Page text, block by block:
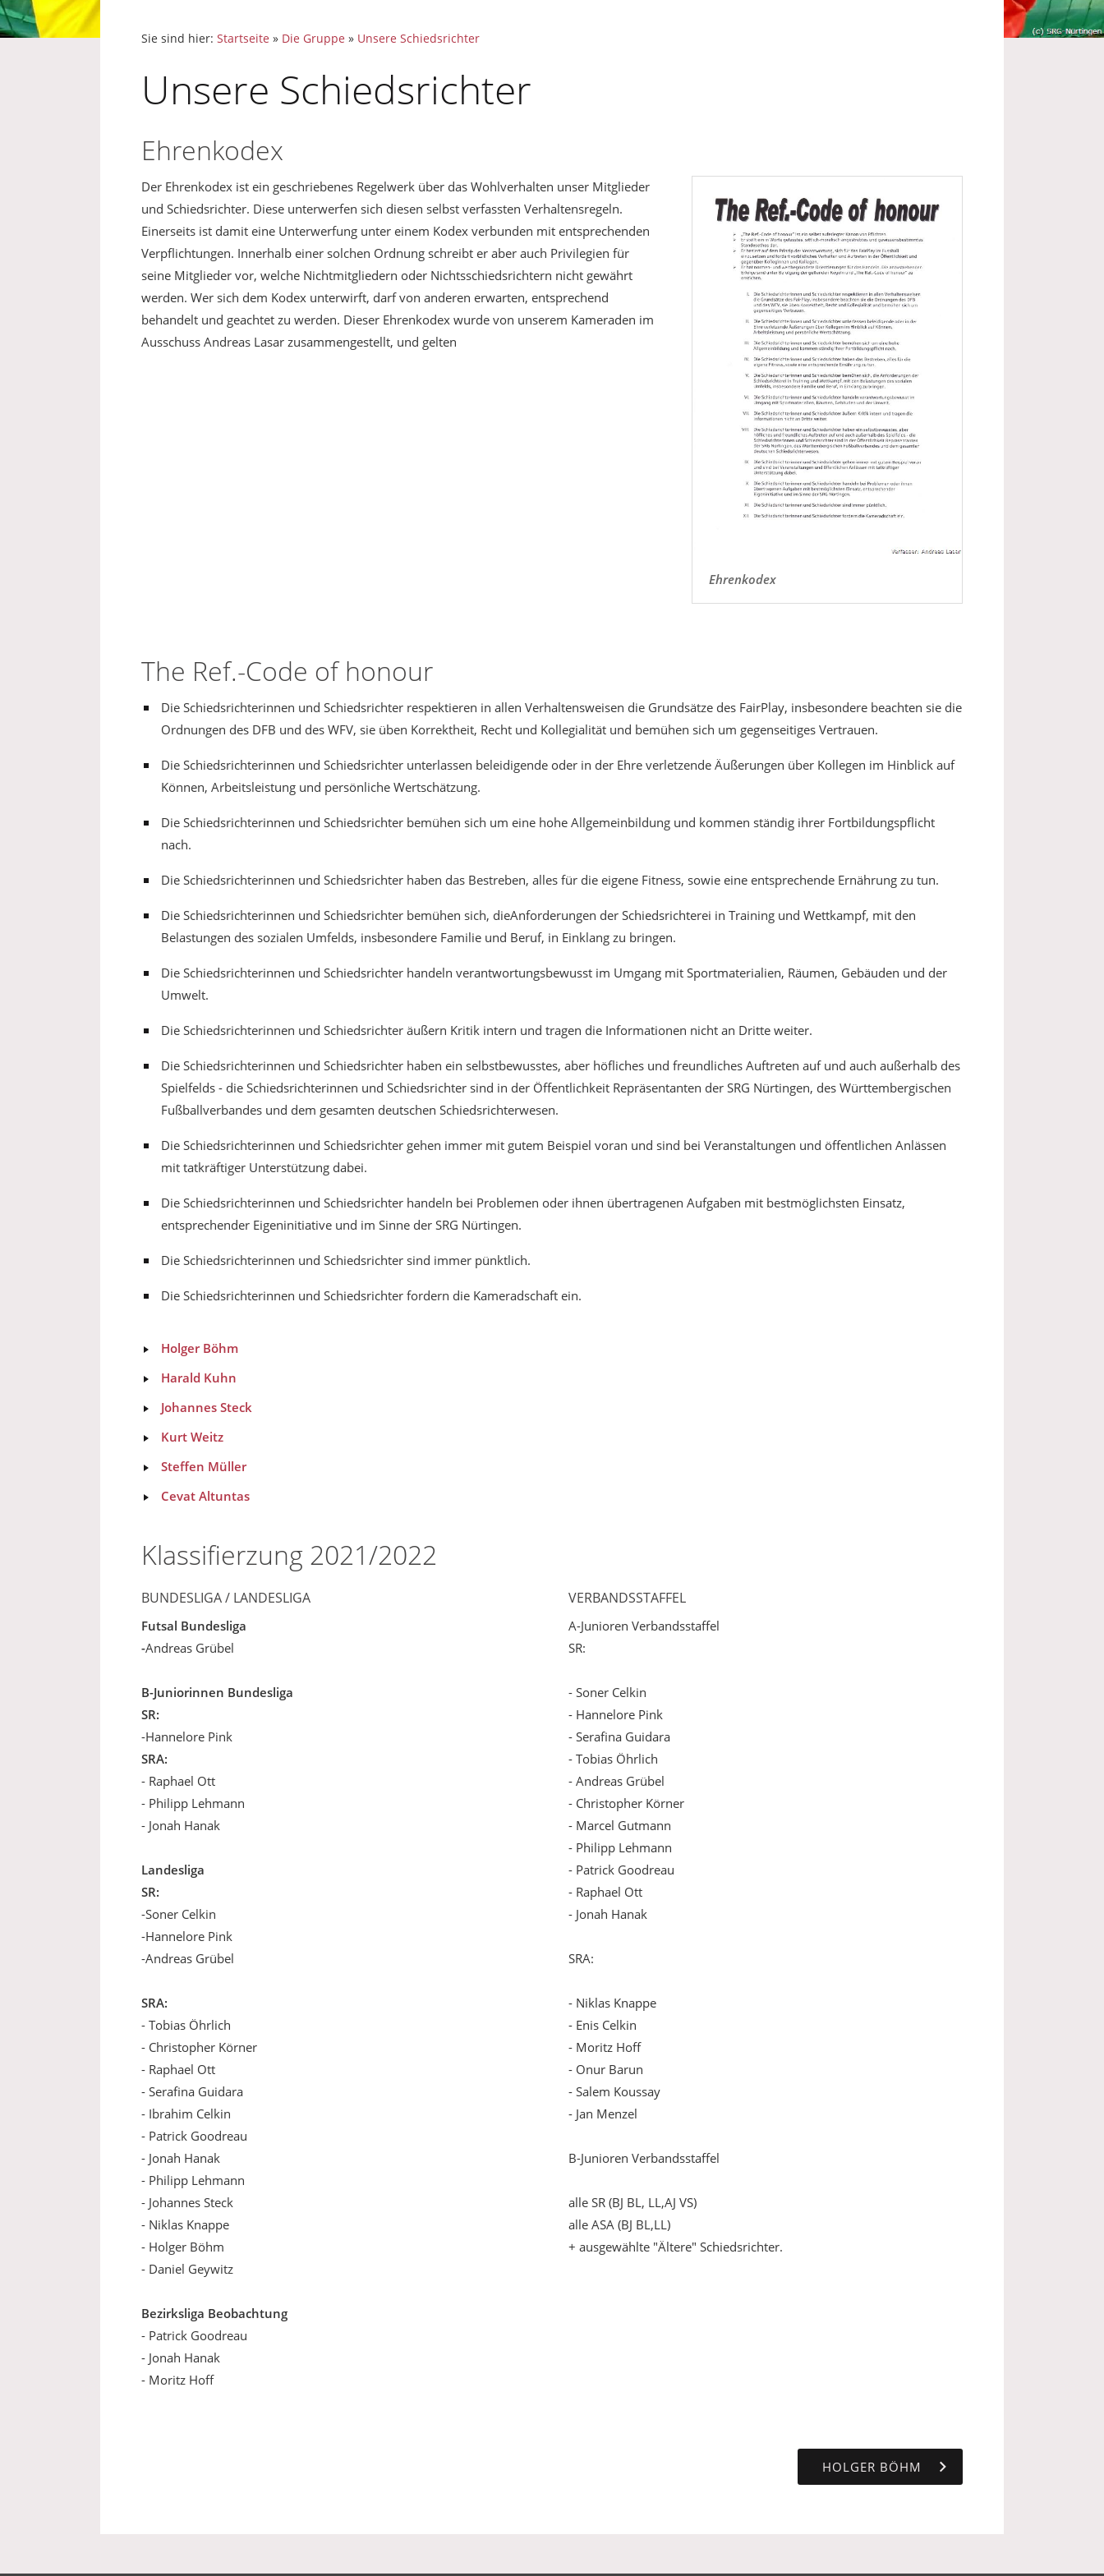
Sie sind hier: Startseite » Die Gruppe » Unsere Schiedsrichter
Unsere Schiedsrichter
Ehrenkodex
Ehrenkodex
Der Ehrenkodex ist ein geschriebenes Regelwerk über das Wohlverhalten unser Mitglieder
und Schiedsrichter. Diese unterwerfen sich diesen selbst verfassten Verhaltensregeln.
Einerseits ist damit eine Unterwerfung unter einem Kodex verbunden mit entsprechenden
Verpflichtungen. Innerhalb einer solchen Ordnung schreibt er aber auch Privilegien für
seine Mitglieder vor, welche Nichtmitgliedern oder Nichtsschiedsrichtern nicht gewährt
werden. Wer sich dem Kodex unterwirft, darf von anderen erwarten, entsprechend
behandelt und geachtet zu werden. Dieser Ehrenkodex wurde von unserem Kameraden im
Ausschuss Andreas Lasar zusammengestellt, und gelten
The Ref.-Code of honour
Die Schiedsrichterinnen und Schiedsrichter respektieren in allen Verhaltensweisen die Grundsätze des FairPlay, insbesondere beachten sie die
Ordnungen des DFB und des WFV, sie üben Korrektheit, Recht und Kollegialität und bemühen sich um gegenseitiges Vertrauen.
Die Schiedsrichterinnen und Schiedsrichter unterlassen beleidigende oder in der Ehre verletzende Äußerungen über Kollegen im Hinblick auf
Können, Arbeitsleistung und persönliche Wertschätzung.
Die Schiedsrichterinnen und Schiedsrichter bemühen sich um eine hohe Allgemeinbildung und kommen ständig ihrer Fortbildungspflicht
nach.
Die Schiedsrichterinnen und Schiedsrichter haben das Bestreben, alles für die eigene Fitness, sowie eine entsprechende Ernährung zu tun.
Die Schiedsrichterinnen und Schiedsrichter bemühen sich, dieAnforderungen der Schiedsrichterei in Training und Wettkampf, mit den
Belastungen des sozialen Umfelds, insbesondere Familie und Beruf, in Einklang zu bringen.
Die Schiedsrichterinnen und Schiedsrichter handeln verantwortungsbewusst im Umgang mit Sportmaterialien, Räumen, Gebäuden und der
Umwelt.
Die Schiedsrichterinnen und Schiedsrichter äußern Kritik intern und tragen die Informationen nicht an Dritte weiter.
Die Schiedsrichterinnen und Schiedsrichter haben ein selbstbewusstes, aber höfliches und freundliches Auftreten auf und auch außerhalb des
Spielfelds - die Schiedsrichterinnen und Schiedsrichter sind in der Öffentlichkeit Repräsentanten der SRG Nürtingen, des Württembergischen
Fußballverbandes und dem gesamten deutschen Schiedsrichterwesen.
Die Schiedsrichterinnen und Schiedsrichter gehen immer mit gutem Beispiel voran und sind bei Veranstaltungen und öffentlichen Anlässen
mit tatkräftiger Unterstützung dabei.
Die Schiedsrichterinnen und Schiedsrichter handeln bei Problemen oder ihnen übertragenen Aufgaben mit bestmöglichsten Einsatz,
entsprechender Eigeninitiative und im Sinne der SRG Nürtingen.
Die Schiedsrichterinnen und Schiedsrichter sind immer pünktlich.
Die Schiedsrichterinnen und Schiedsrichter fordern die Kameradschaft ein.
Holger Böhm
Harald Kuhn
Johannes Steck
Kurt Weitz
Steffen Müller
Cevat Altuntas
Klassifierzung 2021/2022
BUNDESLIGA / LANDESLIGA
Futsal Bundesliga
-Andreas Grübel
B-Juniorinnen Bundesliga
SR:
-Hannelore Pink
SRA:
- Raphael Ott
- Philipp Lehmann
- Jonah Hanak
Landesliga
SR:
-Soner Celkin
-Hannelore Pink
-Andreas Grübel
SRA:
- Tobias Öhrlich
- Christopher Körner
- Raphael Ott
- Serafina Guidara
- Ibrahim Celkin
- Patrick Goodreau
- Jonah Hanak
- Philipp Lehmann
- Johannes Steck
- Niklas Knappe
- Holger Böhm
- Daniel Geywitz
Bezirksliga Beobachtung
- Patrick Goodreau
- Jonah Hanak
- Moritz Hoff
VERBANDSSTAFFEL
A-Junioren Verbandsstaffel
SR:
- Soner Celkin
- Hannelore Pink
- Serafina Guidara
- Tobias Öhrlich
- Andreas Grübel
- Christopher Körner
- Marcel Gutmann
- Philipp Lehmann
- Patrick Goodreau
- Raphael Ott
- Jonah Hanak
SRA:
- Niklas Knappe
- Enis Celkin
- Moritz Hoff
- Onur Barun
- Salem Koussay
- Jan Menzel
B-Junioren Verbandsstaffel
alle SR (BJ BL, LL,AJ VS)
alle ASA (BJ BL,LL)
+ ausgewählte "Ältere" Schiedsrichter.
HOLGER BÖHM